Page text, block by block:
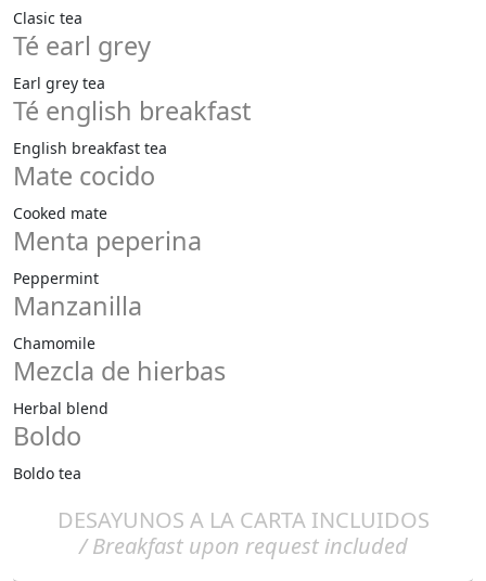
Clasic tea
Té earl grey
Earl grey tea
Té english breakfast
English breakfast tea
Mate cocido
Cooked mate
Menta peperina
Peppermint
Manzanilla
Chamomile
Mezcla de hierbas
Herbal blend
Boldo
Boldo tea
DESAYUNOS A LA CARTA INCLUIDOS
/ Breakfast upon request included